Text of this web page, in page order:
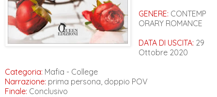
GENERE: CONTEMP
ORARY ROMANCE
DATA DI USCITA: 29
Ottobre 2020
Categoria: Mafia - College
Narrazione: prima persona, doppio POV
Finale: Conclusivo